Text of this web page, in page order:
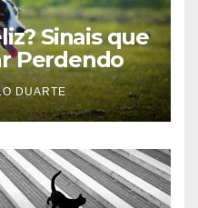
Sinais que
Perdendo
DUARTE